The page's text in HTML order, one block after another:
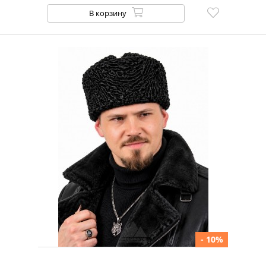
СЕЗОН
ЗАЩИТА ОТ ВЕТРА
РЕГУЛЯТОР
РАЗМЕРА
РАЗМЕР
В корзину
- 10%